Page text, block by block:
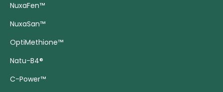
NuxaFen™
NuxaSan™
OptiMethione™
Natu-B4®
C-Power™